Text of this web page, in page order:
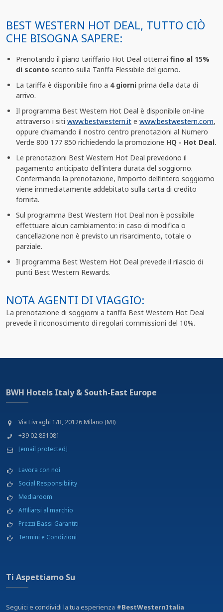
BEST WESTERN HOT DEAL, TUTTO CIÒ
CHE BISOGNA SAPERE:
Prenotando il piano tariffario Hot Deal otterrai fino al 15%
di sconto sconto sulla Tariffa Flessibile del giorno.
La tariffa è disponibile fino a 4 giorni prima della data di
arrivo.
Il programma Best Western Hot Deal è disponibile on-line
attraverso i siti www.bestwestern.it e www.bestwestern.com,
oppure chiamando il nostro centro prenotazioni al Numero
Verde 800 177 850 richiedendo la promozione HQ - Hot Deal.
Le prenotazioni Best Western Hot Deal prevedono il
pagamento anticipato dell’intera durata del soggiorno.
Confermando la prenotazione, l’importo dell’intero soggiorno
viene immediatamente addebitato sulla carta di credito
fornita.
Sul programma Best Western Hot Deal non è possibile
effettuare alcun cambiamento: in caso di modifica o
cancellazione non è previsto un risarcimento, totale o
parziale.
Il programma Best Western Hot Deal prevede il rilascio di
punti Best Western Rewards.
NOTA AGENTI DI VIAGGIO:
La prenotazione di soggiorni a tariffa Best Western Hot Deal
prevede il riconoscimento di regolari commissioni del 10%.
BWH Hotels Italy & South-East Europe
Via Livraghi 1/B, 20126 Milano (MI)
+39 02 831081
[email protected]
Lavora con noi
Social Responsibility
Mediaroom
Affiliarsi al marchio
Prezzi Bassi Garantiti
Termini e Condizioni
Ti Aspettiamo Su
Seguici e condividi la tua esperienza #BestWesternItalia